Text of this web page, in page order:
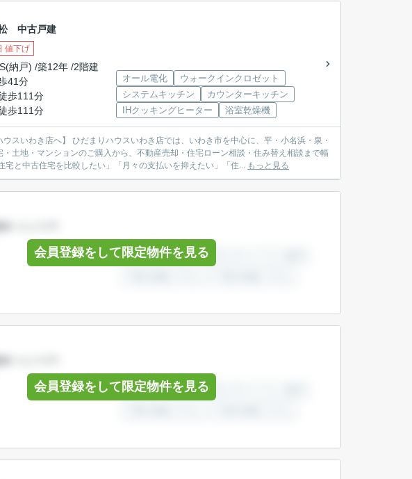
中古戸建
値下げ
納戸) /築12年 /2階建
41分
歩111分
歩111分
オール電化
ウォークインクロゼット
システムキッチン
カウンターキッチン
IHクッキングヒーター
浴室乾燥機
市を中心に、平・小名浜・泉・
土地・マンションのご購入から、不動産売却・住宅ローン相談・住み替え相談まで幅
たい」「建売住宅と中古住宅を比較したい」「月々の支払いを抑えたい」「住... もっと見る
会員登録をして限定物件を見る
会員登録をして限定物件を見る